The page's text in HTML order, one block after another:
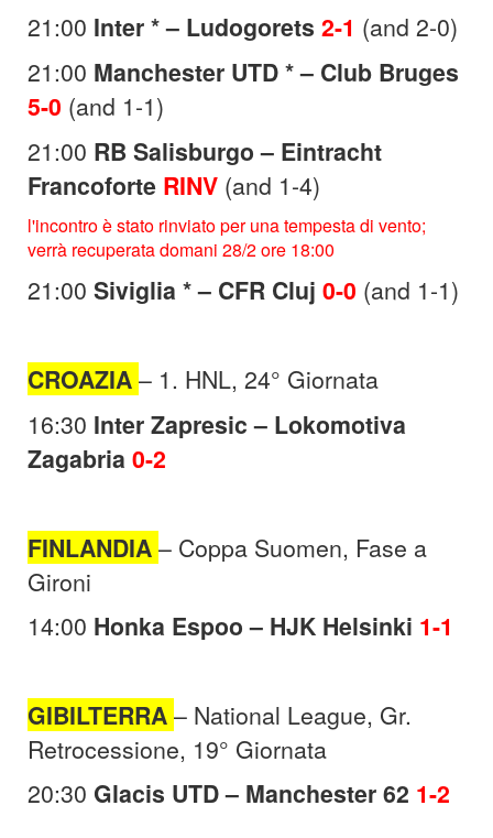
21:00 Inter * – Ludogorets 2-1 (and 2-0)
21:00 Manchester UTD * – Club Bruges
5-0 (and 1-1)
21:00 RB Salisburgo – Eintracht
Francoforte RINV (and 1-4)
l'incontro è stato rinviato per una tempesta di vento;
verrà recuperata domani 28/2 ore 18:00
21:00 Siviglia * – CFR Cluj 0-0 (and 1-1)
CROAZIA – 1. HNL, 24° Giornata
16:30 Inter Zapresic – Lokomotiva
Zagabria 0-2
FINLANDIA – Coppa Suomen, Fase a
Gironi
14:00 Honka Espoo – HJK Helsinki 1-1
GIBILTERRA – National League, Gr.
Retrocessione, 19° Giornata
20:30 Glacis UTD – Manchester 62 1-2